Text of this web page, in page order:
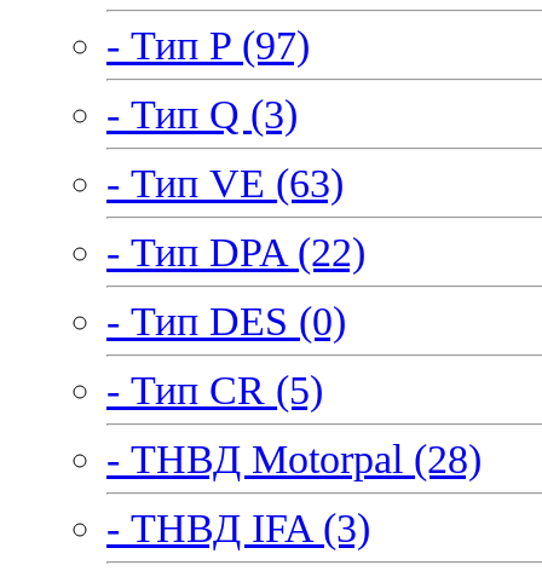
- Тип P (97)
- Тип Q (3)
- Тип VE (63)
- Тип DPA (22)
- Тип DES (0)
- Тип CR (5)
- ТНВД Motorpal (28)
- ТНВД IFA (3)